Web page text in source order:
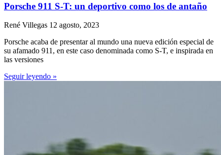
Porsche 911 S-T: un deportivo como los de antaño
René Villegas 12 agosto, 2023
Porsche acaba de presentar al mundo una nueva edición especial de
su afamado 911, en este caso denominada como S-T, e inspirada en
las versiones
Seguir leyendo »